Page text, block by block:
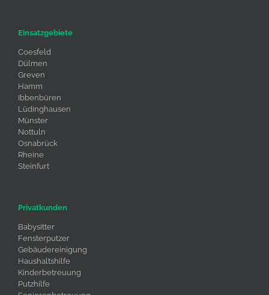
Einsatzgebiete
Coesfeld
Dülmen
Greven
Hamm
Ibbenbüren
Lüdinghausen
Münster
Nottuln
Osnabrück
Rheine
Steinfurt
Privatkunden
Babysitter
Fensterputzer
Gebäudereinigung
Haushaltshilfe
Kinderbetreuung
Putzhilfe